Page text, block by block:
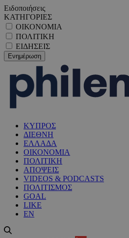
Ειδοποιήσεις
ΚΑΤΗΓΟΡΙΕΣ
ΟΙΚΟΝΟΜΙΑ
ΠΟΛΙΤΙΚΗ
ΕΙΔΗΣΕΙΣ
ΚΥΠΡΟΣ
ΔΙΕΘΝΗ
ΕΛΛΑΔΑ
ΟΙΚΟΝΟΜΙΑ
ΠΟΛΙΤΙΚΗ
ΑΠΟΨΕΙΣ
VIDEOS & PODCASTS
ΠΟΛΙΤΙΣΜΟΣ
GOAL
LIKE
EN